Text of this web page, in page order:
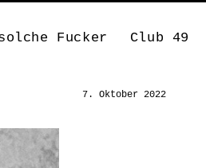
Fucker Club 49
7. Oktober 2022